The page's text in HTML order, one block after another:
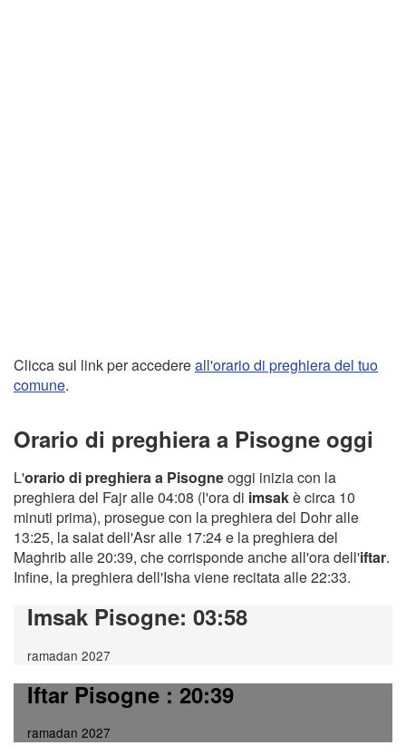
Clicca sul link per accedereall'orario di preghiera del tuo
comune.
Orario di preghiera a Pisogne oggi
L'orario di preghiera a Pisogneoggi inizia con la
preghiera del Fajr alle 04:08 (l'ora di imsakè circa 10
minuti prima), prosegue con la preghiera del Dohr alle
13:25, la salat dell'Asr alle 17:24 e la preghiera del
Maghrib alle 20:39, che corrisponde anche all'ora dell'iftar.
Infine, la preghiera dell'Isha viene recitata alle 22:33.
Imsak Pisogne: 03:58
ramadan 2027
Iftar Pisogne: 20:39
ramadan 2027